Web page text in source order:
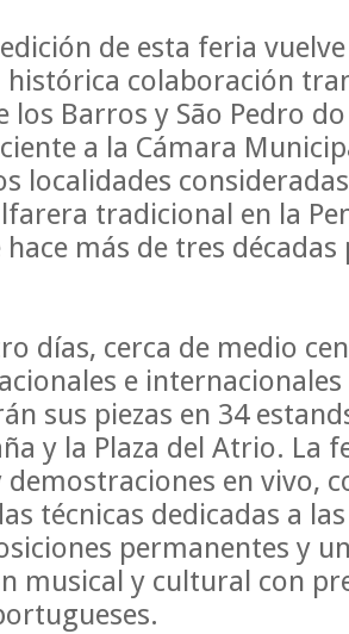
de esta feria
histórica colaboración
los Barros y São Pedro
a la Cámara
localidades
tradicional en la
hace más de tres
días, cerca de medio
e
sus piezas en 34
y la Plaza del Atrio. La
demostraciones en vivo,
técnicas dedicadas a
permanentes y
musical y cultural con